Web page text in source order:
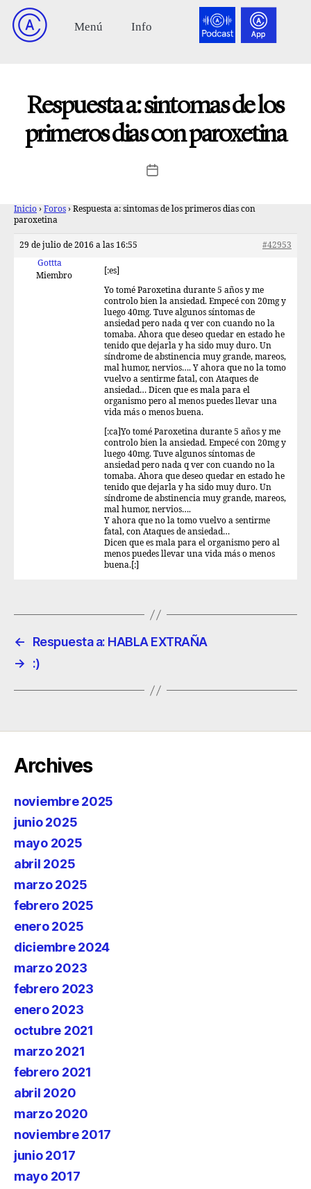
Respuesta a: sintomas de los
primeros dias con paroxetina
Inicio › Foros › Respuesta a: sintomas de los primeros dias con
paroxetina
29 de julio de 2016 a las 16:55
#42953
Gottta
Miembro
[:es]
Yo tomé Paroxetina durante 5 años y me
controlo bien la ansiedad. Empecé con 20mg y
luego 40mg. Tuve algunos síntomas de
ansiedad pero nada q ver con cuando no la
tomaba. Ahora que deseo quedar en estado he
tenido que dejarla y ha sido muy duro. Un
síndrome de abstinencia muy grande, mareos,
mal humor, nervios…. Y ahora que no la tomo
vuelvo a sentirme fatal, con Ataques de
ansiedad… Dicen que es mala para el
organismo pero al menos puedes llevar una
vida más o menos buena.
[:ca]Yo tomé Paroxetina durante 5 años y me
controlo bien la ansiedad. Empecé con 20mg y
luego 40mg. Tuve algunos síntomas de
ansiedad pero nada q ver con cuando no la
tomaba. Ahora que deseo quedar en estado he
tenido que dejarla y ha sido muy duro. Un
síndrome de abstinencia muy grande, mareos,
mal humor, nervios….
Y ahora que no la tomo vuelvo a sentirme
fatal, con Ataques de ansiedad…
Dicen que es mala para el organismo pero al
menos puedes llevar una vida más o menos
buena.[:]
←
Respuesta a: HABLA EXTRAÑA
→
:)
Archives
noviembre 2025
junio 2025
mayo 2025
abril 2025
marzo 2025
febrero 2025
enero 2025
diciembre 2024
marzo 2023
febrero 2023
enero 2023
octubre 2021
marzo 2021
febrero 2021
abril 2020
marzo 2020
noviembre 2017
junio 2017
mayo 2017